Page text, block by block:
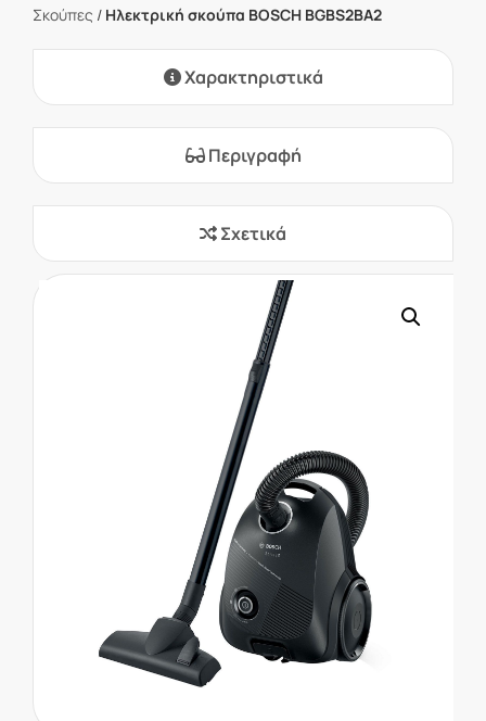
Σκούπες / Ηλεκτρική σκούπα BOSCH BGBS2BA2
Χαρακτηριστικά
Περιγραφή
Σχετικά